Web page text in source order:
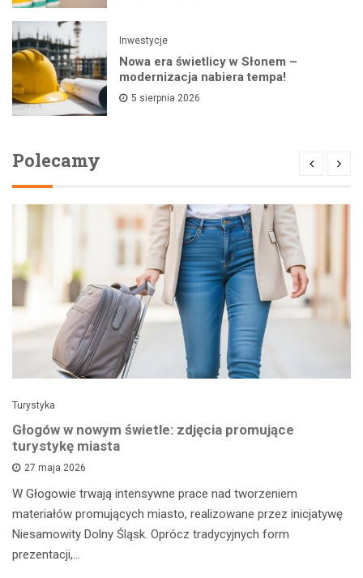
Inwestycje
Nowa era świetlicy w Słonem –
modernizacja nabiera tempa!
5 sierpnia 2026
Polecamy
Turystyka
Głogów w nowym świetle: zdjęcia promujące
turystykę miasta
27 maja 2026
W Głogowie trwają intensywne prace nad tworzeniem
materiałów promujących miasto, realizowane przez inicjatywę
Niesamowity Dolny Śląsk. Oprócz tradycyjnych form
prezentacji,…